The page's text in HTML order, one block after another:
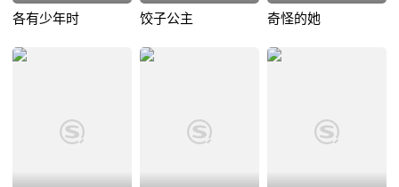
各有少年时 饺子公主 奇怪的她